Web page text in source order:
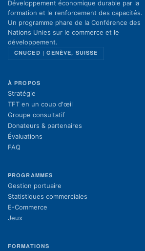
Développement économique durable par la
formation et le renforcement des capacités.
Un programme phare de la Conférence des
Nations Unies sur le commerce et le
développement.
CNUCED | GENÈVE, SUISSE
À PROPOS
Stratégie
TFT en un coup d'œil
Groupe consultatif
Donateurs & partenaires
Évaluations
FAQ
PROGRAMMES
Gestion portuaire
Statistiques commerciales
E-Commerce
Jeux
FORMATIONS